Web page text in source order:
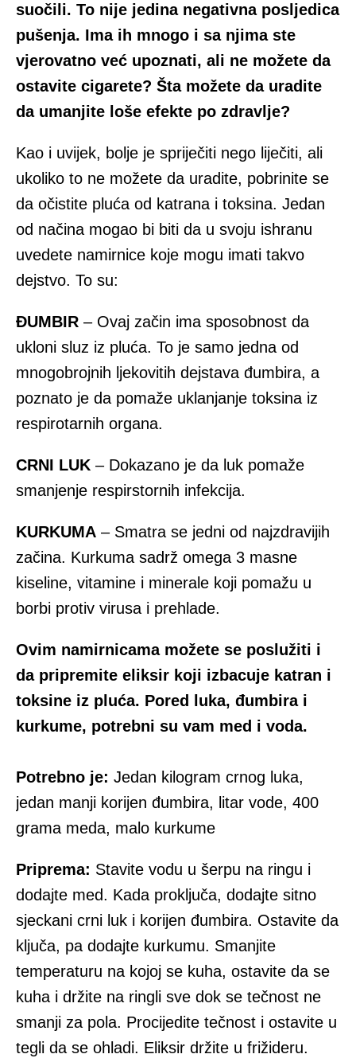
suočili. To nije jedina negativna posljedica
pušenja. Ima ih mnogo i sa njima ste
vjerovatno već upoznati, ali ne možete da
ostavite cigarete? Šta možete da uradite
da umanjite loše efekte po zdravlje?
Kao i uvijek, bolje je spriječiti nego liječiti, ali
ukoliko to ne možete da uradite, pobrinite se
da očistite pluća od katrana i toksina. Jedan
od načina mogao bi biti da u svoju ishranu
uvedete namirnice koje mogu imati takvo
dejstvo. To su:
ĐUMBIR – Ovaj začin ima sposobnost da
ukloni sluz iz pluća. To je samo jedna od
mnogobrojnih ljekovitih dejstava đumbira, a
poznato je da pomaže uklanjanje toksina iz
respirotarnih organa.
CRNI LUK – Dokazano je da luk pomaže
smanjenje respirstornih infekcija.
KURKUMA – Smatra se jedni od najzdravijih
začina. Kurkuma sadrž omega 3 masne
kiseline, vitamine i minerale koji pomažu u
borbi protiv virusa i prehlade.
Ovim namirnicama možete se poslužiti i
da pripremite eliksir koji izbacuje katran i
toksine iz pluća. Pored luka, đumbira i
kurkume, potrebni su vam med i voda.
Potrebno je: Jedan kilogram crnog luka,
jedan manji korijen đumbira, litar vode, 400
grama meda, malo kurkume
Priprema: Stavite vodu u šerpu na ringu i
dodajte med. Kada proključa, dodajte sitno
sjeckani crni luk i korijen đumbira. Ostavite da
ključa, pa dodajte kurkumu. Smanjite
temperaturu na kojoj se kuha, ostavite da se
kuha i držite na ringli sve dok se tečnost ne
smanji za pola. Procijedite tečnost i ostavite u
tegli da se ohladi. Eliksir držite u frižideru.